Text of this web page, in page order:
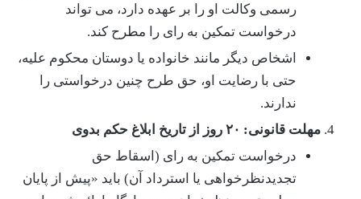
رسمی وکالت او را بر عهده دارد، می تواند
درخواست تمکین به رای را مطرح کند.
اشخاص دیگر مانند خانواده یا دوستان محکوم علیه،
حتی با رضایت او، حق طرح چنین درخواستی را
ندارند.
مهلت قانونی: ۲۰ روز از تاریخ ابلاغ حکم بدوی
درخواست تمکین به رای (اسقاط حق
تجدیدنظرخواهی یا استرداد آن) باید «پیش از پایان